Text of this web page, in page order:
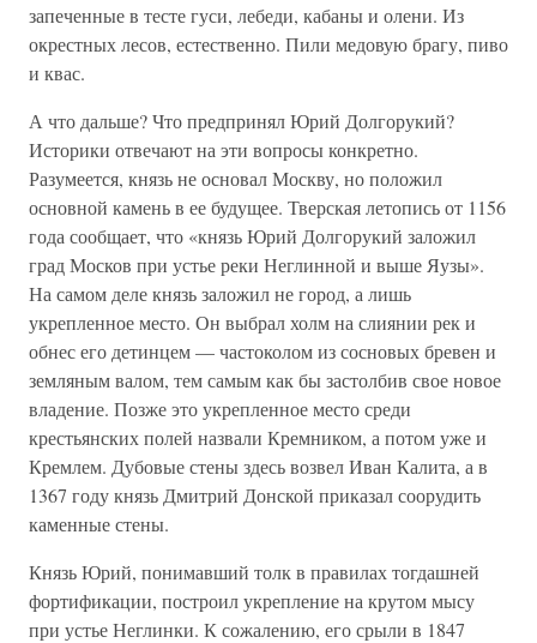
запеченные в тесте гуси, лебеди, кабаны и олени. Из
окрестных лесов, естественно. Пили медовую брагу, пиво
и квас.
А что дальше? Что предпринял Юрий Долгорукий?
Историки отвечают на эти вопросы конкретно.
Разумеется, князь не основал Москву, но положил
основной камень в ее будущее. Тверская летопись от 1156
года сообщает, что «князь Юрий Долгорукий заложил
град Москов при устье реки Неглинной и выше Яузы».
На самом деле князь заложил не город, а лишь
укрепленное место. Он выбрал холм на слиянии рек и
обнес его детинцем — частоколом из сосновых бревен и
земляным валом, тем самым как бы застолбив свое новое
владение. Позже это укрепленное место среди
крестьянских полей назвали Кремником, а потом уже и
Кремлем. Дубовые стены здесь возвел Иван Калита, а в
1367 году князь Дмитрий Донской приказал соорудить
каменные стены.
Князь Юрий, понимавший толк в правилах тогдашней
фортификации, построил укрепление на крутом мысу
при устье Неглинки. К сожалению, его срыли в 1847